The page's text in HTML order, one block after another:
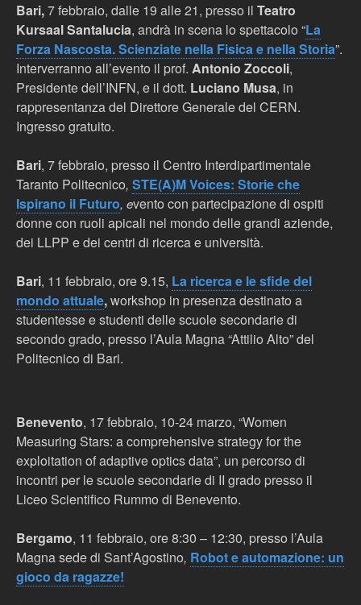
Bari,7 febbraio, dalle 19 alle 21, presso il Teatro
Kursaal Santalucia, andrà in scena lo spettacolo “La
Forza Nascosta. Scienziate nella Fisica e nella Storia”.
Interverranno all’evento il prof. Antonio Zoccoli,
Presidente dell’INFN, e il dott. Luciano Musa, in
rappresentanza del Direttore Generale del CERN.
Ingresso gratuito.
Bari, 7 febbraio, presso il Centro Interdipartimentale
Taranto Politecnico, STE(A)M Voices: Storie che
Ispirano il Futuro, evento con partecipazione di ospiti
donne con ruoli apicali nel mondo delle grandi aziende,
dei LLPP e dei centri di ricerca e università.
Bari, 11 febbraio, ore 9.15, La ricerca e le sfide del
mondo attuale,workshop in presenza destinato a
studentesse e studenti delle scuole secondarie di
secondo grado, presso l’Aula Magna “Attilio Alto” del
Politecnico di Bari.
Benevento, 17 febbraio, 10-24 marzo, “Women
Measuring Stars: a comprehensive strategy for the
exploitation of adaptive optics data”, un percorso di
incontri per le scuole secondarie di II grado presso il
Liceo Scientifico Rummo di Benevento.
Bergamo, 11 febbraio, ore 8:30 – 12:30, presso l’Aula
Magna sede di Sant’Agostino, Robot e automazione: un
gioco da ragazze!